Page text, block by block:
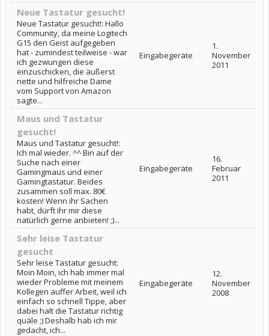
Neue Tastatur gesucht!
Neue Tastatur gesucht!: Hallo
Community, da meine Logitech
G15 den Geist aufgegeben
hat - zumindest teilweise - war
ich gezwungen diese
einzuschicken, die äußerst
nette und hilfreiche Dame
vom Support von Amazon
sagte...
Eingabegeräte
1.
November
2011
Maus und Tastatur
gesucht!
Maus und Tastatur gesucht!:
Ich mal wieder. ^^ Bin auf der
Suche nach einer
Gamingmaus und einer
Gamingtastatur. Beides
zusammen soll max. 80€
kosten! Wenn ihr Sachen
habt, dürft ihr mir diese
natürlich gerne anbieten! ;)...
Eingabegeräte
16.
Februar
2011
Sehr leise Tastatur
gesucht
Sehr leise Tastatur gesucht:
Moin Moin, ich hab immer mal
wieder Probleme mit meinem
Kollegen auffer Arbeit, weil ich
einfach so schnell Tippe, aber
dabei halt die Tastatur richtig
quäle ;) Deshalb hab ich mir
gedacht, ich...
Eingabegeräte
12.
November
2008